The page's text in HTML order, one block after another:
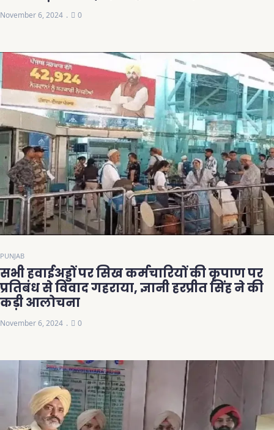
November 6, 2024 0
PUNJAB
सभी हवाईअड्डों पर सिख कर्मचारियों की कृपाण पर
प्रतिबंध से विवाद गहराया, ज्ञानी हरप्रीत सिंह ने की
कड़ी आलोचना
November 6, 2024 0